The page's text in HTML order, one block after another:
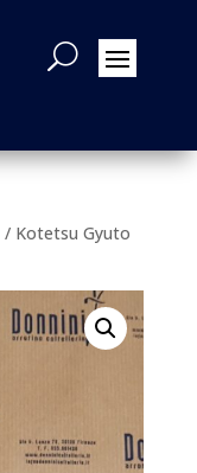
/ Kotetsu Gyuto